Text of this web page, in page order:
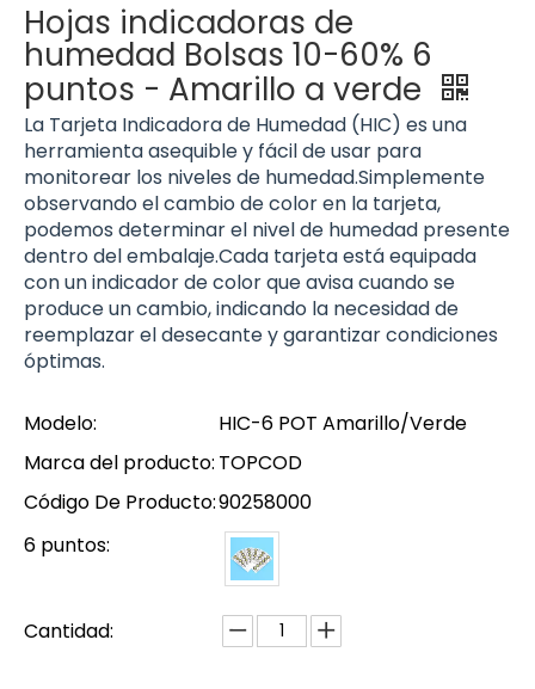
Hojas indicadoras de
humedad Bolsas 10-60% 6
puntos - Amarillo a verde
La Tarjeta Indicadora de Humedad (HIC) es una
herramienta asequible y fácil de usar para
monitorear los niveles de humedad.Simplemente
observando el cambio de color en la tarjeta,
podemos determinar el nivel de humedad presente
dentro del embalaje.Cada tarjeta está equipada
con un indicador de color que avisa cuando se
produce un cambio, indicando la necesidad de
reemplazar el desecante y garantizar condiciones
óptimas.
Modelo:
HIC-6 POT Amarillo/Verde
Marca del producto: TOPCOD
Código De Producto:90258000
6 puntos:
Cantidad: